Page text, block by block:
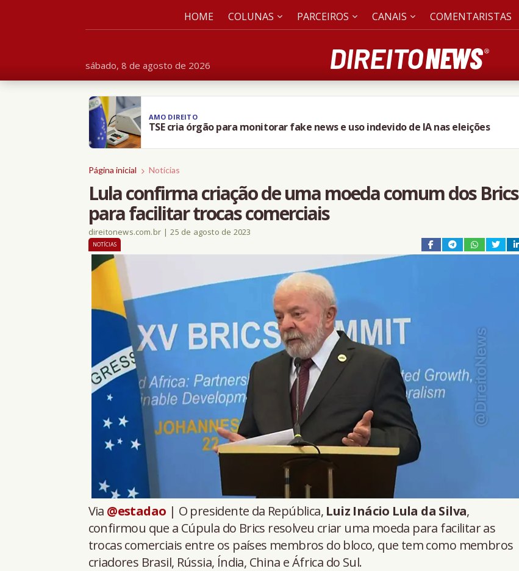
sábado, 8 de agosto de 2026
HOME COLUNAS PARCEIROS CANAIS COMENTARISTAS
AMO DIREITO
TSE cria órgão para monitorar fake news e uso indevido de IA nas eleições
Página inicial Notícias
Lula confirma criação de uma moeda comum dos Brics
para facilitar trocas comerciais
direitonews.com.br | 25 de agosto de 2023
NOTÍCIAS
Via @estadao | O presidente da República, Luiz Inácio Lula da Silva,
confirmou que a Cúpula do Brics resolveu criar uma moeda para facilitar as
trocas comerciais entre os países membros do bloco, que tem como membros
criadores Brasil, Rússia, Índia, China e África do Sul.